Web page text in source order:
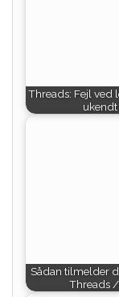
Threads: Fejl ved
ukendt
Sådan tilmelder
Threads /